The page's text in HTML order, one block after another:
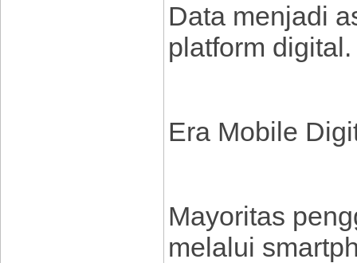
Data menjadi
platform digital.
Era Mobile
Mayoritas
melalui